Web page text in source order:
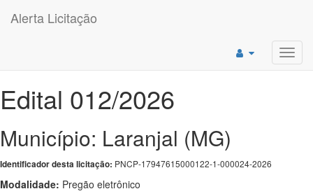
Alerta Licitação
Edital 012/2026
Município: Laranjal (MG)
Identificador desta licitação: PNCP-17947615000122-1-000024-2026
Modalidade: Pregão eletrônico